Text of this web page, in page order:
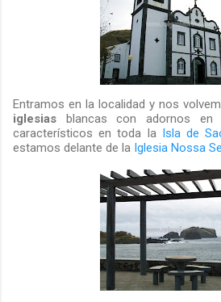
Entramos en la localidad y nos
iglesias blancas con adornos en
característicos en toda la Isla de
estamos delante de la Iglesia Nossa